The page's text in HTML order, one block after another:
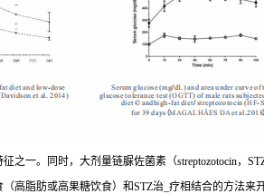
之一。同时，大剂量链脲佐菌素（streptozotocin，
高脂肪或高果糖饮食）和STZ治_疗相结合的方法来